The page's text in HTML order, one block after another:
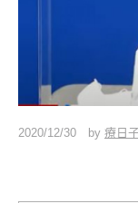
2020/12/30 by 療日